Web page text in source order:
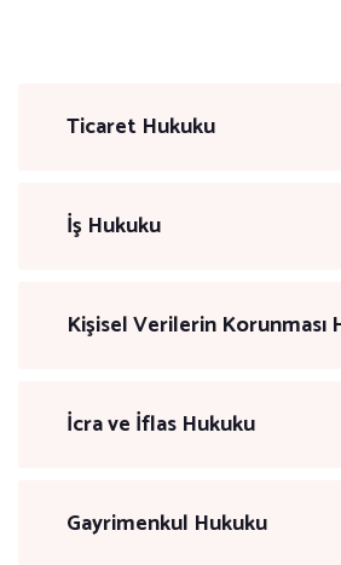
Ticaret Hukuku
İş Hukuku
Kişisel Verilerin Korunması
İcra ve İflas Hukuku
Gayrimenkul Hukuku